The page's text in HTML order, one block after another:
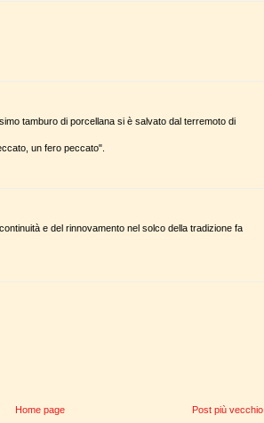
tamburo di porcellana si è salvato dal terremoto di
un fero peccato".
e del rinnovamento nel solco della tradizione fa
Post più vecchio
Home page